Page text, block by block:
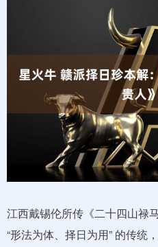
江西戴锡伦所传《二十四山禄
“形法为体、择日为用” 的传统